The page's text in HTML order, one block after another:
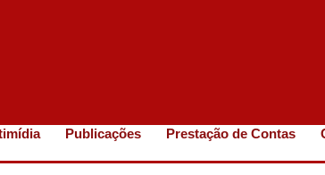
Publicações Prestação de Contas